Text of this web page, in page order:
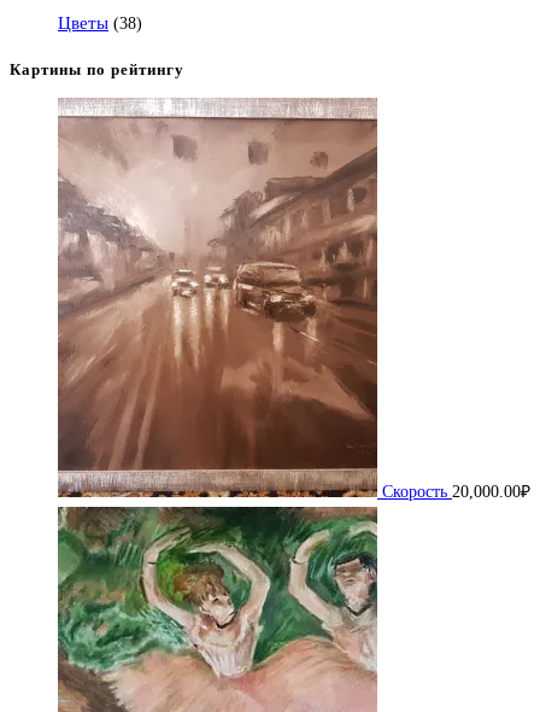
Цветы (38)
Картины по рейтингу
Скорость 20,000.00₽